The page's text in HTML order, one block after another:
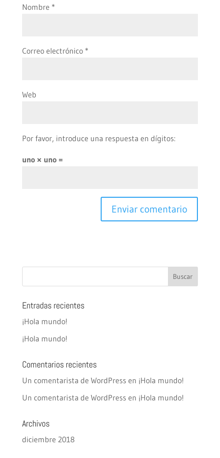
Nombre *
Correo electrónico *
Web
Por favor, introduce una respuesta en dígitos:
uno × uno =
Entradas recientes
¡Hola mundo!
¡Hola mundo!
Comentarios recientes
Un comentarista de WordPressen ¡Hola mundo!
Un comentarista de WordPressen ¡Hola mundo!
Archivos
diciembre 2018